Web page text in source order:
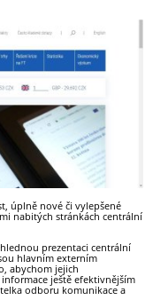
úplně nové či vylepšené
nabitých stránkách centrální
prezentaci centrální
hlavním externím
abychom jejich
ještě efektivnějším
odboru komunikace a